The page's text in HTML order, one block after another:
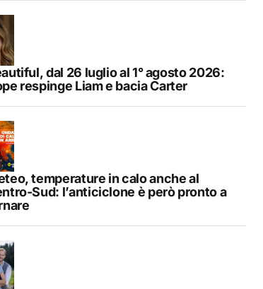
dal 26 luglio al 1° agosto 2026:
respinge Liam e bacia Carter
temperature in calo anche al
Sud: l’anticiclone è però pronto a